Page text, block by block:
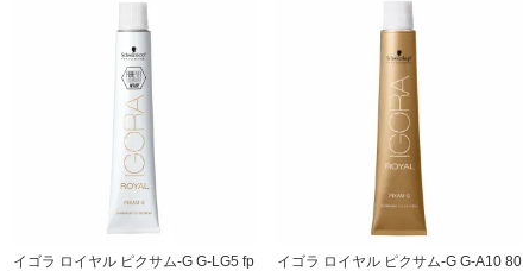
イゴラ ロイヤル ピクサム-G G-LG5 fp
イゴラ ロイヤル ピクサム-G G-A10 80